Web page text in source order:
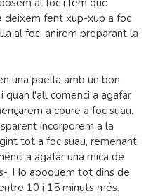
al foc i fem que
deixem fent xup-xup a foc
al foc, anirem preparant la
una paella amb un bon
l'all comenci a agafar
a coure a foc suau.
incorporem a la
tot a foc suau, remenant
a agafar una mica de
. Ho aboquem tot dins de
10 i 15 minuts més.